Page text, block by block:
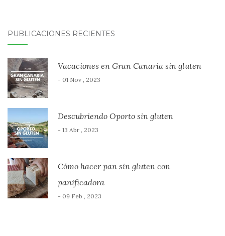
PUBLICACIONES RECIENTES
Vacaciones en Gran Canaria sin gluten
- 01 Nov , 2023
Descubriendo Oporto sin gluten
- 13 Abr , 2023
Cómo hacer pan sin gluten con
panificadora
- 09 Feb , 2023